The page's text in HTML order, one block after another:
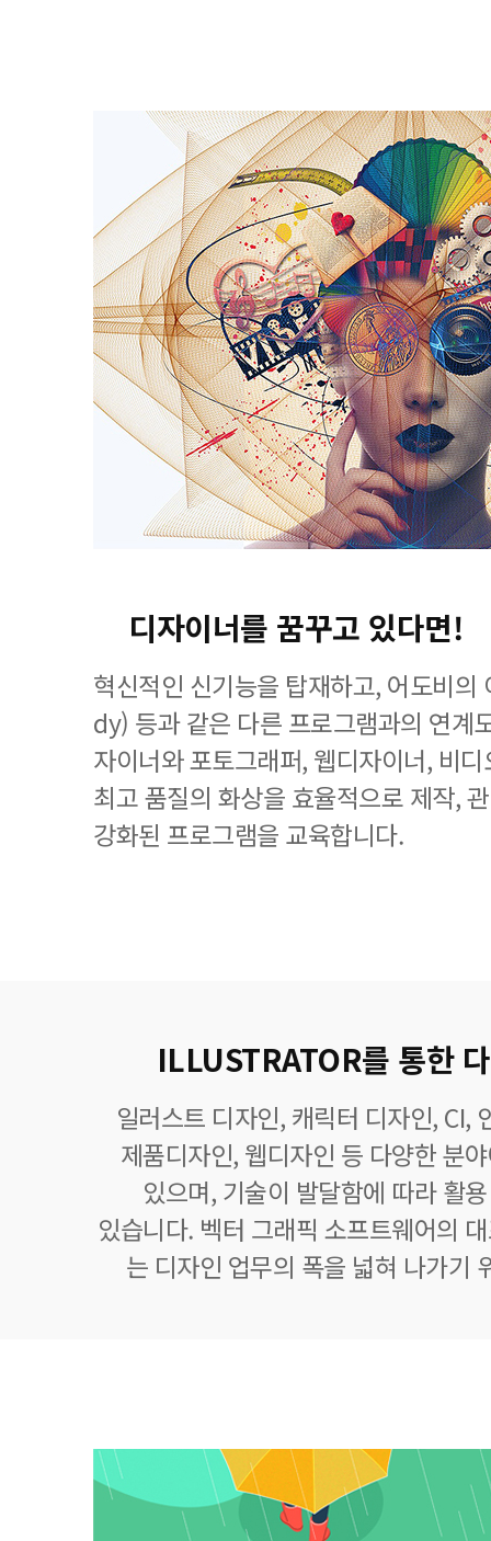
디자이너를 꿈꾸고 있다면!
혁신적인 신기능을 탑재하고, 어도비
dy) 등과 같은 다른 프로그램과의 연계
자이너와 포토그래퍼, 웹디자이너, 비
최고 품질의 화상을 효율적으로 제작,
강화된 프로그램을 교육합니다.
ILLUSTRATOR를 통한
일러스트 디자인, 캐릭터 디자인, CI,
제품디자인, 웹디자인 등 다양한 분
있으며, 기술이 발달함에 따라 활
있습니다. 벡터 그래픽 소프트웨어의
는 디자인 업무의 폭을 넓혀 나가기